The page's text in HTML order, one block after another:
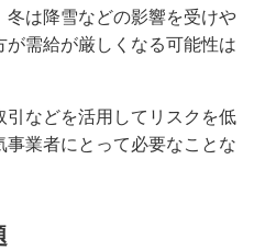
は降雪などの影響を受けや
需給が厳しくなる可能性は
引などを活用してリスクを低
業者にとって必要なことな